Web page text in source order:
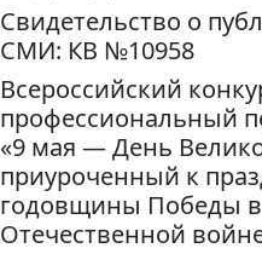
Свидетельство о
СМИ: КВ №10958
Всероссийский
профессиональный
«9 мая — День
приуроченный к
годовщины Победы
Отечественной